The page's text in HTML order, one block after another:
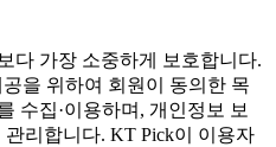
다 가장 소중하게 보호합니다.
을 위하여 회원이 동의한 목
수집·이용하며, 개인정보 보
리합니다. KT Pick이 이용자